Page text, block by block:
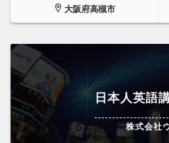
大阪府高槻市
日本人英語
株式会社